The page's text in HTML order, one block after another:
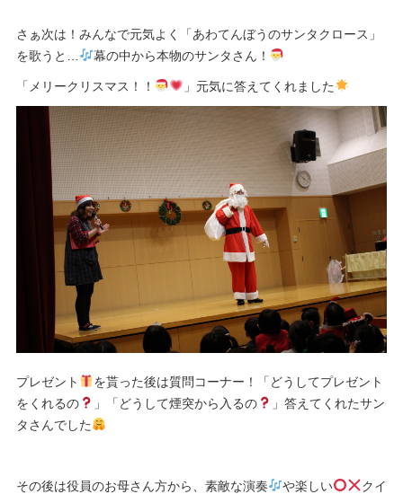
さぁ次は！みんなで元気よく「あわてんぼうのサンタクロース」
を歌うと…
幕の中から本物のサンタさん！
「メリークリスマス！！ 」元気に答えてくれました
プレゼント
を貰った後は質問コーナー！「どうしてプレゼント
をくれるの
」「どうして煙突から入るの
」答えてくれたサン
タさんでした
その後は役員のお母さん方から、素敵な演奏 や楽しい
クイ